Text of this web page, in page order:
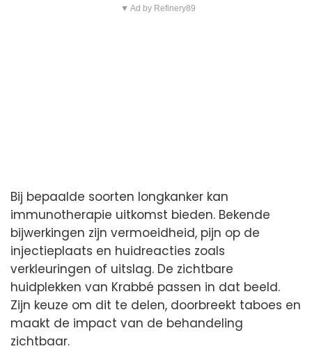
▼ Ad by Refinery89
Bij bepaalde soorten longkanker kan
immunotherapie uitkomst bieden. Bekende
bijwerkingen zijn vermoeidheid, pijn op de
injectieplaats en huidreacties zoals
verkleuringen of uitslag. De zichtbare
huidplekken van Krabbé passen in dat beeld.
Zijn keuze om dit te delen, doorbreekt taboes en
maakt de impact van de behandeling
zichtbaar.